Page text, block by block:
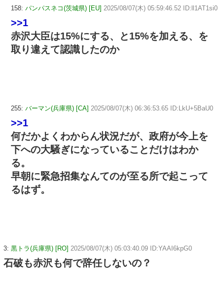
158: パンパスネコ(茨城県) [EU] 2025/08/07(木) 05:59:46.52 ID:ll1AT1si0
>>1
赤沢大臣は15%にする、と15%を加える、を
取り違えて認識したのか
255: バーマン(兵庫県) [CA] 2025/08/07(木) 06:36:53.65 ID:LkU+5BaU0
>>1
何だかよくわからん状況だが、政府が今上を
下への大騒ぎになっていることだけはわか
る。
早朝に緊急招集なんてのが至る所で起こって
るはず。
3: 黒トラ(兵庫県) [RO] 2025/08/07(木) 05:03:40.09 ID:YAAI6kpG0
石破も赤沢も何で辞任しないの？